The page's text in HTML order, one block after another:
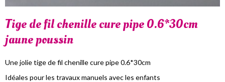
Tige de fil chenille cure pipe 0.6*30cm
jaune poussin
Une jolie tige de fil chenille cure pipe 0.6*30cm
Idéales pour les travaux manuels avec les enfants